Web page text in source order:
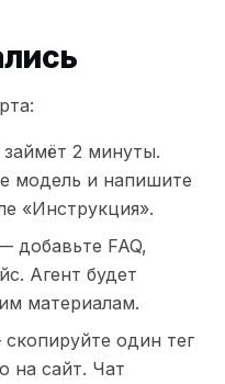
2 минуты.
модель и напишите
«Инструкция».
добавьте FAQ,
Агент будет
материалам.
один тег
на сайт. Чат